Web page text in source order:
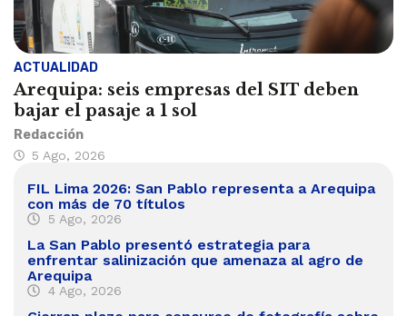
ACTUALIDAD
Arequipa: seis empresas del SIT deben
bajar el pasaje a 1 sol
Redacción
5 Ago, 2026
FIL Lima 2026: San Pablo representa a Arequipa
con más de 70 títulos
5 Ago, 2026
La San Pablo presentó estrategia para
enfrentar salinización que amenaza al agro de
Arequipa
4 Ago, 2026